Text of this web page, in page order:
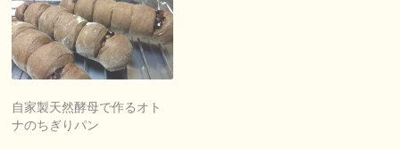
自家製天然酵母で作るオト
ナのちぎりパン